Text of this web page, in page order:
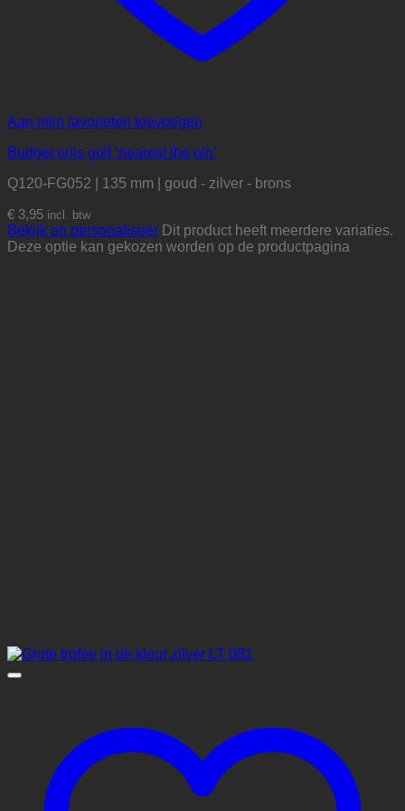
Aan mijn favorieten toevoegen
Budget prijs golf ‘nearest the pin’
Q120-FG052 | 135 mm | goud - zilver - brons
€ 3,95 incl. btw
Bekijk en personaliseer Dit product heeft meerdere variaties.
Deze optie kan gekozen worden op de productpagina